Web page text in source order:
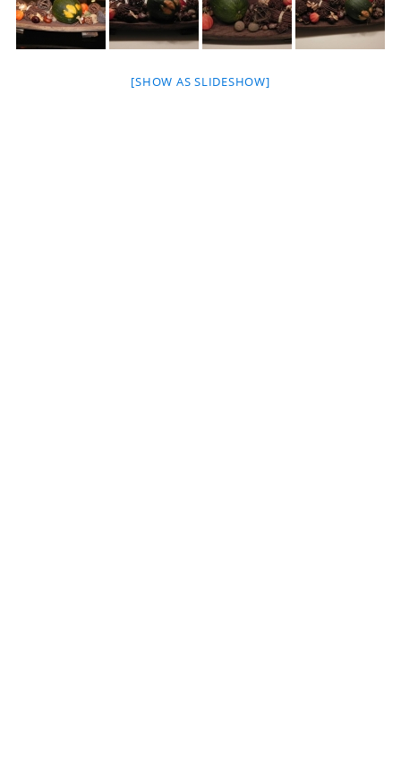
[SHOW AS SLIDESHOW]